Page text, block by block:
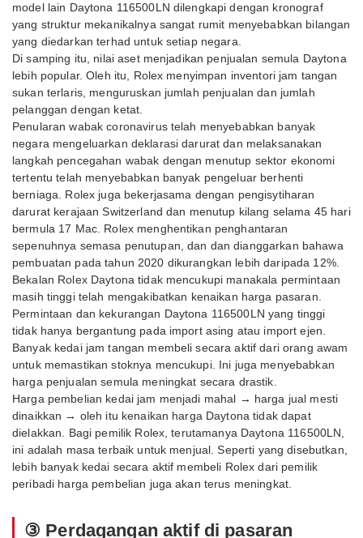
model lain Daytona 116500LN dilengkapi dengan kronograf
yang struktur mekanikalnya sangat rumit menyebabkan bilangan
yang diedarkan terhad untuk setiap negara.
Di samping itu, nilai aset menjadikan penjualan semula Daytona
lebih popular. Oleh itu, Rolex menyimpan inventori jam tangan
sukan terlaris, menguruskan jumlah penjualan dan jumlah
pelanggan dengan ketat.
Penularan wabak coronavirus telah menyebabkan banyak
negara mengeluarkan deklarasi darurat dan melaksanakan
langkah pencegahan wabak dengan menutup sektor ekonomi
tertentu telah menyebabkan banyak pengeluar berhenti
berniaga. Rolex juga bekerjasama dengan pengisytiharan
darurat kerajaan Switzerland dan menutup kilang selama 45 hari
bermula 17 Mac. Rolex menghentikan penghantaran
sepenuhnya semasa penutupan, dan dan dianggarkan bahawa
pembuatan pada tahun 2020 dikurangkan lebih daripada 12%.
Bekalan Rolex Daytona tidak mencukupi manakala permintaan
masih tinggi telah mengakibatkan kenaikan harga pasaran.
Permintaan dan kekurangan Daytona 116500LN yang tinggi
tidak hanya bergantung pada import asing atau import ejen.
Banyak kedai jam tangan membeli secara aktif dari orang awam
untuk memastikan stoknya mencukupi. Ini juga menyebabkan
harga penjualan semula meningkat secara drastik.
Harga pembelian kedai jam menjadi mahal → harga jual mesti
dinaikkan → oleh itu kenaikan harga Daytona tidak dapat
dielakkan. Bagi pemilik Rolex, terutamanya Daytona 116500LN,
ini adalah masa terbaik untuk menjual. Seperti yang disebutkan,
lebih banyak kedai secara aktif membeli Rolex dari pemilik
peribadi harga pembelian juga akan terus meningkat.
③ Perdagangan aktif di pasaran